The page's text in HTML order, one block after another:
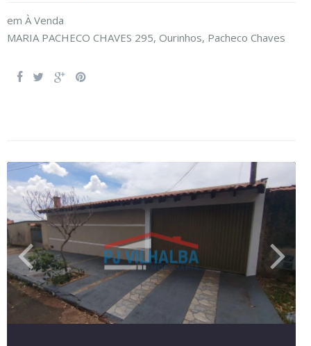
em À Venda
MARIA PACHECO CHAVES 295, Ourinhos, Pacheco Chaves